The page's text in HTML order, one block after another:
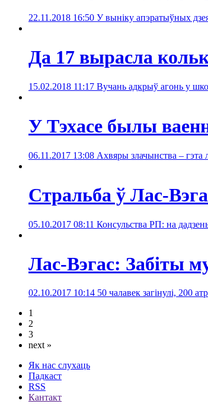
22.11.2018 16:50 У выніку апэратыўных
Да 17 вырасла
15.02.2018 11:17 Вучань адкрыў агонь у
У Тэхасе былы
06.11.2017 13:08 Ахвяры злачынства – гэта
Стральба ў Лас-
05.10.2017 08:11 Консульства РП: на
Лас-Вэгас: Забіты
02.10.2017 10:14 50 чалавек загінулі, 200
1
2
3
next »
Як нас слухаць
Падкаст
RSS
Кантакт